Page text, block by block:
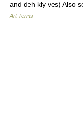
and deh kly ves) Also
Art Terms